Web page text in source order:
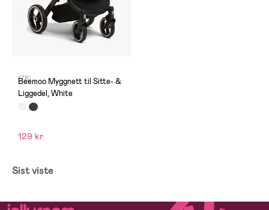
(78)
Beemoo Myggnett til Sitte- &
Liggedel, White
129 kr
Sist viste